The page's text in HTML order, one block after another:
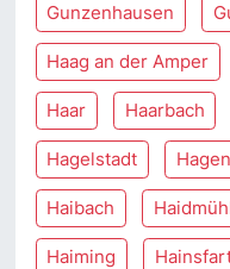
Gunzenhausen
Haag an der Amper
Haar Haarbach
Hagelstadt
Haibach
Haiming